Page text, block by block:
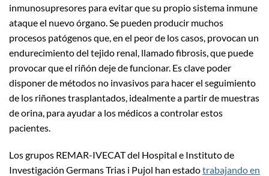
inmunosupresores para evitar que su propio sistema inmune
ataque el nuevo órgano. Se pueden producir muchos
procesos patógenos que, en el peor de los casos, provocan un
endurecimiento del tejido renal, llamado fibrosis, que puede
provocar que el riñón deje de funcionar. Es clave poder
disponer de métodos no invasivos para hacer el seguimiento
de los riñones trasplantados, idealmente a partir de muestras
de orina, para ayudar a los médicos a controlar estos
pacientes.
Los grupos REMAR-IVECAT del Hospital e Instituto de
Investigación Germans Trias i Pujol han estadotrabajando en